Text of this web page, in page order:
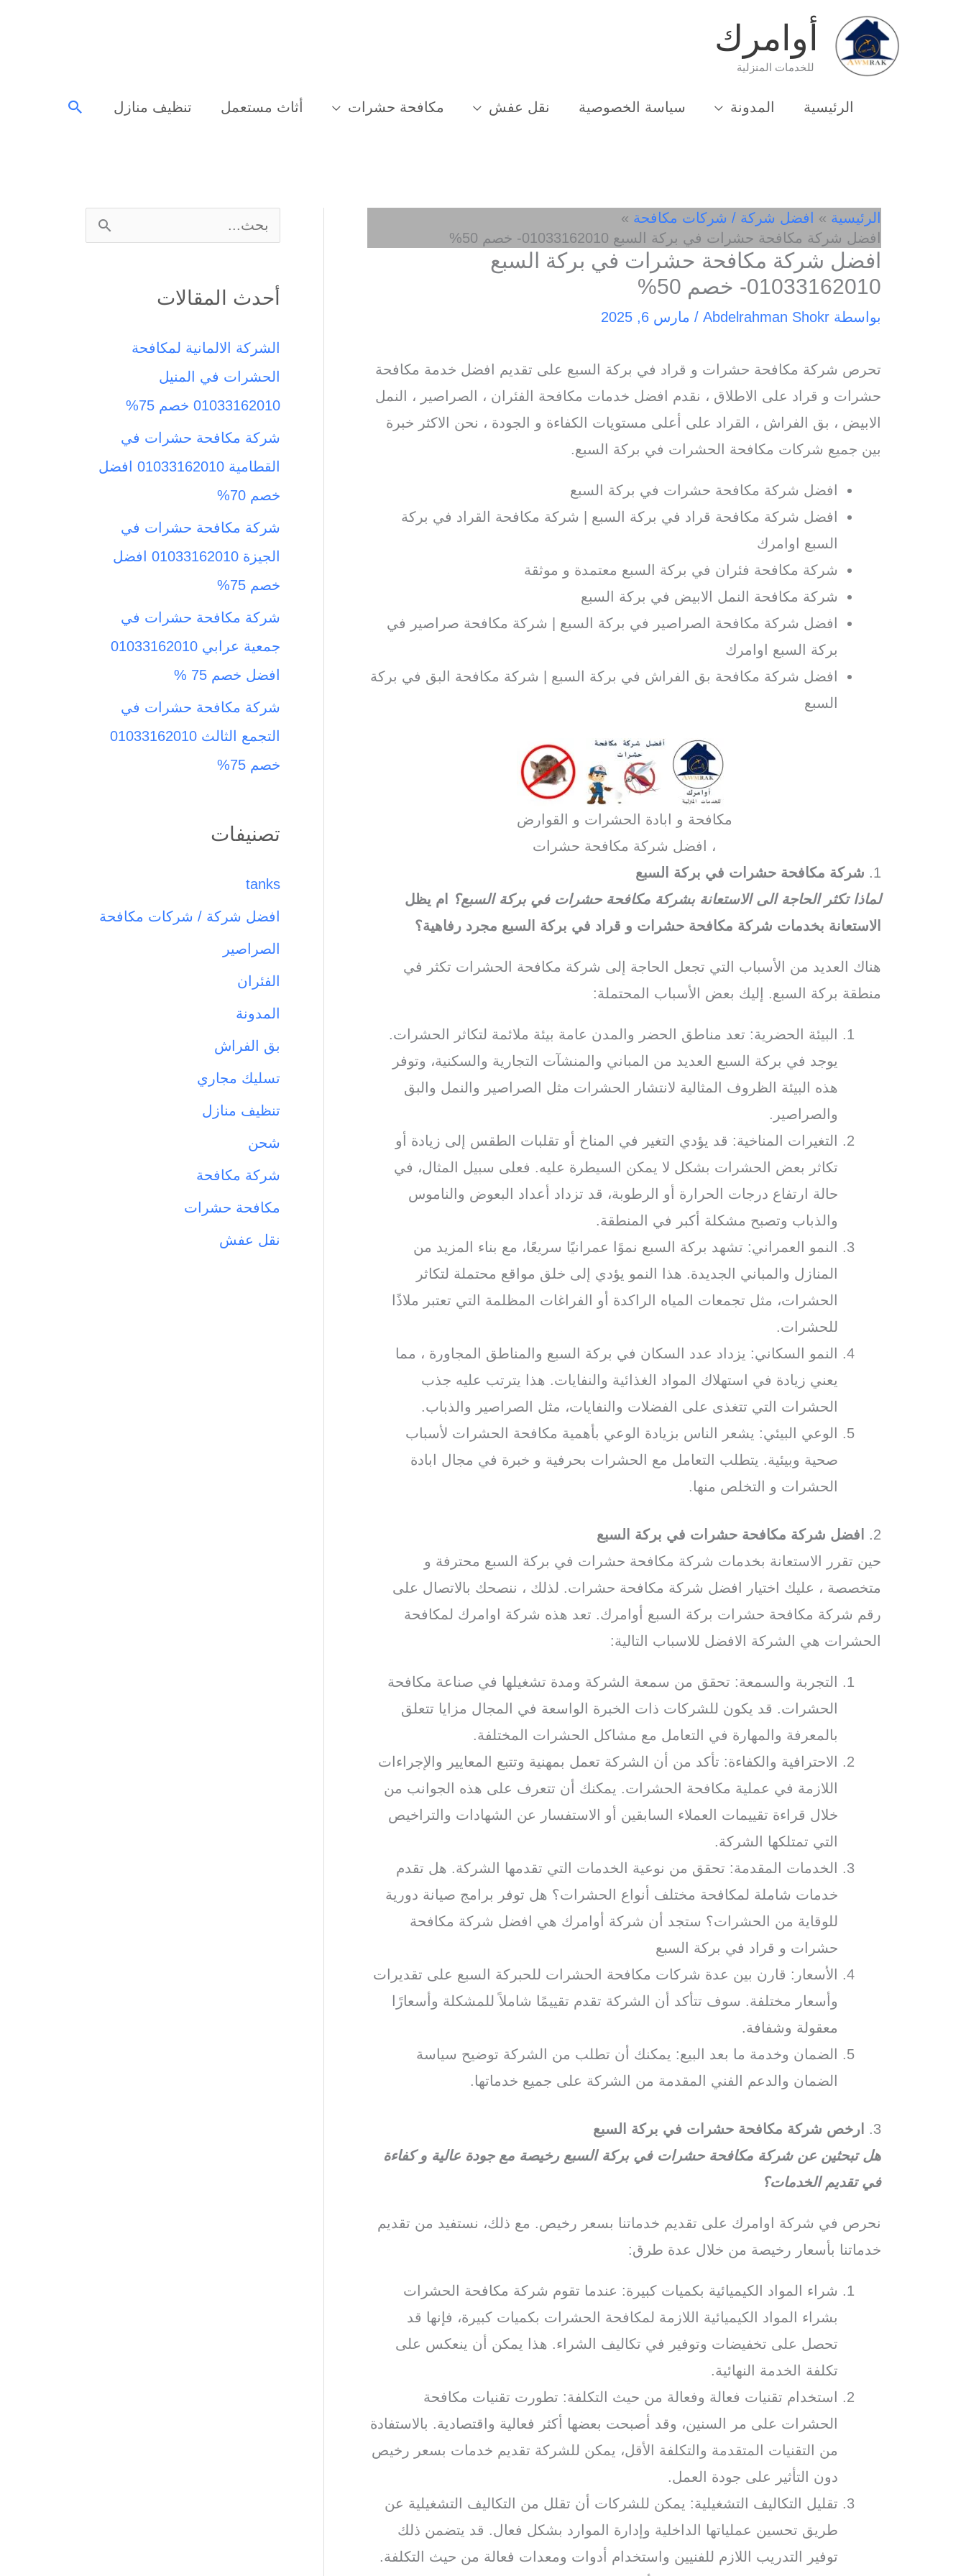
أوامرك
للخدمات المنزلية
الرئيسية المدونة سياسة الخصوصية نقل عفش مكافحة حشرات أثاث مستعمل تنظيف منازل البحث
الرئيسية
افضل شركة / شركات مكافحة
افضل شركة مكافحة حشرات في بركة السبع 01033162010- خصم 50%
افضل شركة مكافحة حشرات في بركة السبع
01033162010- خصم 50%
بواسطة Abdelrahman Shokr
/ مارس 6, 2025
تحرص شركة مكافحة حشرات و قراد في بركة السبع على تقديم افضل خدمة مكافحة
حشرات و قراد على الاطلاق ، نقدم افضل خدمات مكافحة الفئران ، الصراصير ، النمل
الابيض ، بق الفراش ، القراد على أعلى مستويات الكفاءة و الجودة ، نحن الاكثر خبرة
بين جميع شركات مكافحة الحشرات في بركة السبع.
افضل شركة مكافحة حشرات في بركة السبع
افضل شركة مكافحة قراد في بركة السبع | شركة مكافحة القراد في بركة
السبع اوامرك
شركة مكافحة فئران في بركة السبع معتمدة و موثقة
شركة مكافحة النمل الابيض في بركة السبع
افضل شركة مكافحة الصراصير في بركة السبع | شركة مكافحة صراصير في
بركة السبع اوامرك
افضل شركة مكافحة بق الفراش في بركة السبع | شركة مكافحة البق في بركة
السبع
مكافحة و ابادة الحشرات و القوارض
، افضل شركة مكافحة حشرات
1.
شركة مكافحة حشرات في بركة السبع
لماذا تكثر الحاجة الى الاستعانة بشركة مكافحة حشرات في بركة السبع؟
ام يظل
الاستعانة بخدمات شركة مكافحة حشرات و قراد في بركة السبع مجرد رفاهية؟
هناك العديد من الأسباب التي تجعل الحاجة إلى شركة مكافحة الحشرات تكثر في
منطقة بركة السبع. إليك بعض الأسباب المحتملة:
البيئة الحضرية: تعد مناطق الحضر والمدن عامة بيئة ملائمة لتكاثر الحشرات.
يوجد في بركة السبع العديد من المباني والمنشآت التجارية والسكنية، وتوفر
هذه البيئة الظروف المثالية لانتشار الحشرات مثل الصراصير والنمل والبق
والصراصير.
التغيرات المناخية: قد يؤدي التغير في المناخ أو تقلبات الطقس إلى زيادة أو
تكاثر بعض الحشرات بشكل لا يمكن السيطرة عليه. فعلى سبيل المثال، في
حالة ارتفاع درجات الحرارة أو الرطوبة، قد تزداد أعداد البعوض والناموس
والذباب وتصبح مشكلة أكبر في المنطقة.
النمو العمراني: تشهد بركة السبع نموًا عمرانيًا سريعًا، مع بناء المزيد من
المنازل والمباني الجديدة. هذا النمو يؤدي إلى خلق مواقع محتملة لتكاثر
الحشرات، مثل تجمعات المياه الراكدة أو الفراغات المظلمة التي تعتبر ملاذًا
للحشرات.
النمو السكاني: يزداد عدد السكان في بركة السبع والمناطق المجاورة ، مما
يعني زيادة في استهلاك المواد الغذائية والنفايات. هذا يترتب عليه جذب
الحشرات التي تتغذى على الفضلات والنفايات، مثل الصراصير والذباب.
الوعي البيئي: يشعر الناس بزيادة الوعي بأهمية مكافحة الحشرات لأسباب
صحية وبيئية. يتطلب التعامل مع الحشرات بحرفية و خبرة في مجال ابادة
الحشرات و التخلص منها.
2.
افضل شركة مكافحة حشرات في بركة السبع
حين تقرر الاستعانة بخدمات شركة مكافحة حشرات في بركة السبع محترفة و
متخصصة ، عليك اختيار افضل شركة مكافحة حشرات. لذلك ، ننصحك بالاتصال على
رقم شركة مكافحة حشرات بركة السبع أوامرك. تعد هذه شركة اوامرك لمكافحة
الحشرات هي الشركة الافضل للاسباب التالية:
التجربة والسمعة: تحقق من سمعة الشركة ومدة تشغيلها في صناعة مكافحة
الحشرات. قد يكون للشركات ذات الخبرة الواسعة في المجال مزايا تتعلق
بالمعرفة والمهارة في التعامل مع مشاكل الحشرات المختلفة.
الاحترافية والكفاءة: تأكد من أن الشركة تعمل بمهنية وتتبع المعايير والإجراءات
اللازمة في عملية مكافحة الحشرات. يمكنك أن تتعرف على هذه الجوانب من
خلال قراءة تقييمات العملاء السابقين أو الاستفسار عن الشهادات والتراخيص
التي تمتلكها الشركة.
الخدمات المقدمة: تحقق من نوعية الخدمات التي تقدمها الشركة. هل تقدم
خدمات شاملة لمكافحة مختلف أنواع الحشرات؟ هل توفر برامج صيانة دورية
للوقاية من الحشرات؟ ستجد أن شركة أوامرك هي افضل شركة مكافحة
حشرات و قراد في بركة السبع
الأسعار: قارن بين عدة شركات مكافحة الحشرات للحبركة السبع على تقديرات
وأسعار مختلفة. سوف تتأكد أن الشركة تقدم تقييمًا شاملاً للمشكلة وأسعارًا
معقولة وشفافة.
الضمان وخدمة ما بعد البيع: يمكنك أن تطلب من الشركة توضيح سياسة
الضمان والدعم الفني المقدمة من الشركة على جميع خدماتها.
3.
ارخص شركة مكافحة حشرات في بركة السبع
هل تبحثين عن شركة مكافحة حشرات في بركة السبع رخيصة مع جودة عالية و كفاءة
في تقديم الخدمات؟
نحرص في شركة اوامرك على تقديم خدماتنا بسعر رخيص. مع ذلك، نستفيد من تقديم
خدماتنا بأسعار رخيصة من خلال عدة طرق:
شراء المواد الكيميائية بكميات كبيرة: عندما تقوم شركة مكافحة الحشرات
بشراء المواد الكيميائية اللازمة لمكافحة الحشرات بكميات كبيرة، فإنها قد
تحصل على تخفيضات وتوفير في تكاليف الشراء. هذا يمكن أن ينعكس على
تكلفة الخدمة النهائية.
استخدام تقنيات فعالة وفعالة من حيث التكلفة: تطورت تقنيات مكافحة
الحشرات على مر السنين، وقد أصبحت بعضها أكثر فعالية واقتصادية. بالاستفادة
من التقنيات المتقدمة والتكلفة الأقل، يمكن للشركة تقديم خدمات بسعر رخيص
دون التأثير على جودة العمل.
تقليل التكاليف التشغيلية: يمكن للشركات أن تقلل من التكاليف التشغيلية عن
طريق تحسين عملياتها الداخلية وإدارة الموارد بشكل فعال. قد يتضمن ذلك
توفير التدريب اللازم للفنيين واستخدام أدوات ومعدات فعالة من حيث التكلفة.
ب
ث
ع
ن
أحدث المقالات
الشركة الالمانية لمكافحة
الحشرات في المنيل
01033162010 خصم 75%
شركة مكافحة حشرات في
القطامية 01033162010 افضل
خصم 70%
شركة مكافحة حشرات في
الجيزة 01033162010 افضل
خصم 75%
شركة مكافحة حشرات في
جمعية عرابي 01033162010
افضل خصم 75 %
شركة مكافحة حشرات في
التجمع الثالث 01033162010
خصم 75%
تصنيفات
tanks
افضل شركة / شركات مكافحة
الصراصير
الفئران
المدونة
بق الفراش
تسليك مجاري
تنظيف منازل
شحن
شركة مكافحة
مكافحة حشرات
نقل عفش